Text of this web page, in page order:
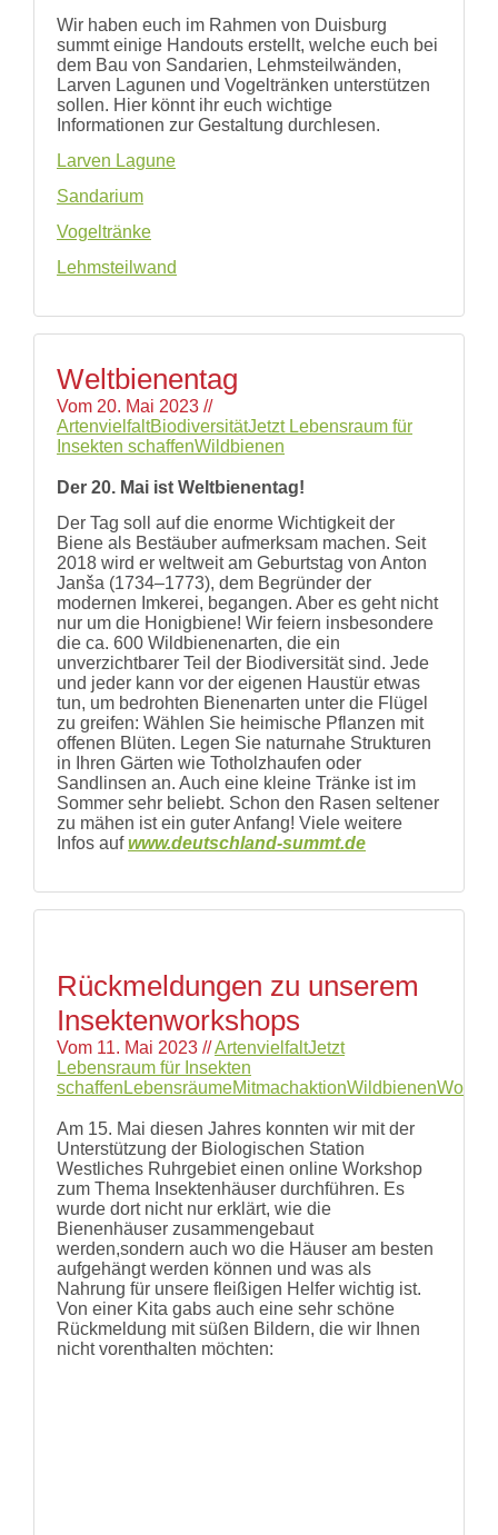
Wir haben euch im Rahmen von Duisburg
summt einige Handouts erstellt, welche euch bei
dem Bau von Sandarien, Lehmsteilwänden,
Larven Lagunen und Vogeltränken unterstützen
sollen. Hier könnt ihr euch wichtige
Informationen zur Gestaltung durchlesen.
Larven Lagune
Sandarium
Vogeltränke
Lehmsteilwand
Weltbienentag
Vom 20. Mai 2023 //
ArtenvielfaltBiodiversitätJetzt Lebensraum für
Insekten schaffenWildbienen
Der 20. Mai ist Weltbienentag!
Der Tag soll auf die enorme Wichtigkeit der
Biene als Bestäuber aufmerksam machen. Seit
2018 wird er weltweit am Geburtstag von Anton
Janša (1734–1773), dem Begründer der
modernen Imkerei, begangen. Aber es geht nicht
nur um die Honigbiene! Wir feiern insbesondere
die ca. 600 Wildbienenarten, die ein
unverzichtbarer Teil der Biodiversität sind. Jede
und jeder kann vor der eigenen Haustür etwas
tun, um bedrohten Bienenarten unter die Flügel
zu greifen: Wählen Sie heimische Pflanzen mit
offenen Blüten. Legen Sie naturnahe Strukturen
in Ihren Gärten wie Totholzhaufen oder
Sandlinsen an. Auch eine kleine Tränke ist im
Sommer sehr beliebt. Schon den Rasen seltener
zu mähen ist ein guter Anfang! Viele weitere
Infos aufwww.deutschland-summt.de
Rückmeldungen zu unserem
Insektenworkshops
Vom 11. Mai 2023 //ArtenvielfaltJetzt
Lebensraum für Insekten
schaffen LebensräumeMitmachaktionWildbienen
Am 15. Mai diesen Jahres konnten wir mit der
Unterstützung der Biologischen Station
Westliches Ruhrgebiet einen online Workshop
zum Thema Insektenhäuser durchführen. Es
wurde dort nicht nur erklärt, wie die
Bienenhäuser zusammengebaut
werden,sondern auch wo die Häuser am besten
aufgehängt werden können und was als
Nahrung für unsere fleißigen Helfer wichtig ist.
Von einer Kita gabs auch eine sehr schöne
Rückmeldung mit süßen Bildern, die wir Ihnen
nicht vorenthalten möchten: